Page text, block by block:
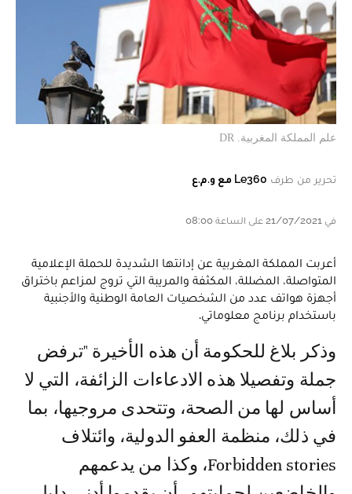
علم المملكة المغربية. DR
تحرير من طرف Le360 مع و.م.ع
في 21/07/2021 على الساعة 08:00
أعربت المملكة المغربية عن إدانتها الشديدة للحملة الإعلامية
المتواصلة، المضللة، المكثفة والمريبة التي تروج لمزاعم باختراق
أجهزة هواتف عدد من الشخصيات العامة الوطنية والأجنبية
باستخدام برنامج معلوماتي.
وذكر بلاغ للحكومة أن هذه الأخيرة "ترفض
جملة وتفصيلا هذه الادعاءات الزائفة، التي لا
أساس لها من الصحة، وتتحدى مروجيها، بما
في ذلك، منظمة العفو الدولية، وائتلاف
Forbidden stories، وكذا من يدعمهم